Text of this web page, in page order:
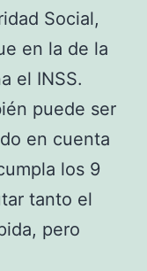
Social,
en la de la
el INSS.
puede ser
en cuenta
los 9
tanto el
pero